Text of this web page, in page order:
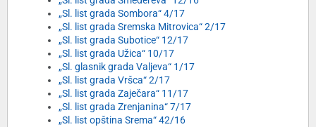
„Sl. list grada Sombora“ 4/17
„Sl. list grada Sremska Mitrovica“ 2/17
„Sl. list grada Subotice“ 12/17
„Sl. list grada Užica“ 10/17
„Sl. glasnik grada Valjeva“ 1/17
„Sl. list grada Vršca“ 2/17
„Sl. list grada Zaječara“ 11/17
„Sl. list grada Zrenjanina“ 7/17
„Sl. list opština Srema“ 42/16